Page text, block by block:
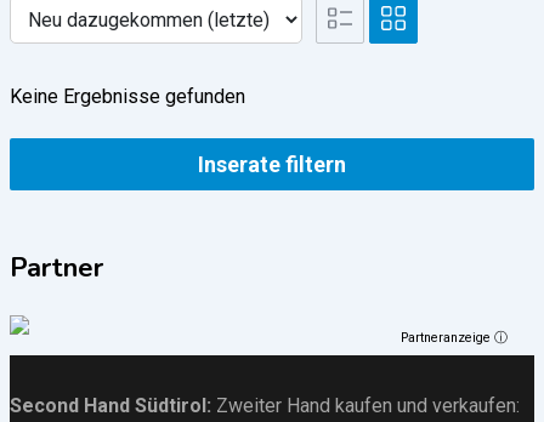
Keine Ergebnisse gefunden
Inserate filtern
Partner
Partneranzeige ⓘ
Second Hand Südtirol : Zweiter Hand kaufen und verkaufen: